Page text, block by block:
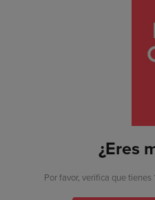
También
¿Eres
Por favor, verifica que